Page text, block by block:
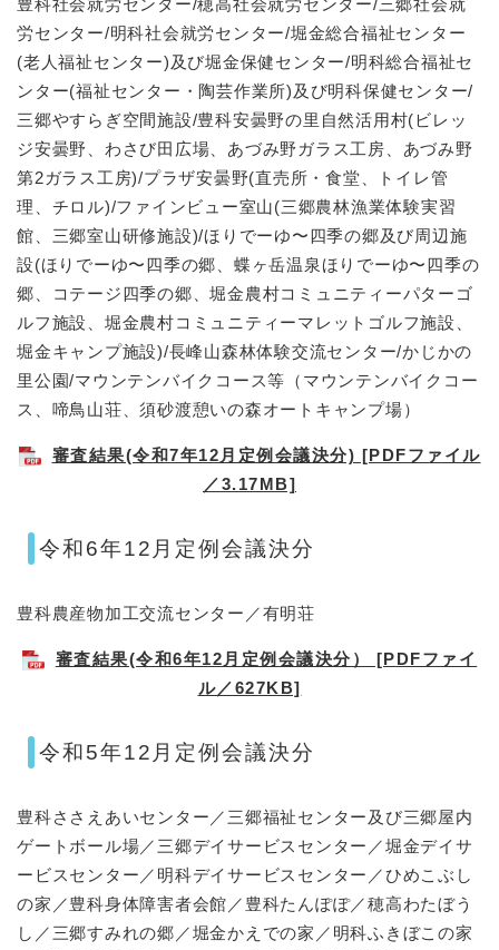
労センター/明科社会就労センター/堀金総合福祉センター
(老人福祉センター)及び堀金保健センター/明科総合福祉セ
ンター(福祉センター・陶芸作業所)及び明科保健センター/
三郷やすらぎ空間施設/豊科安曇野の里自然活用村(ビレッ
ジ安曇野、わさび田広場、あづみ野ガラス工房、あづみ野
第2ガラス工房)/プラザ安曇野(直売所・食堂、トイレ管
理、チロル)/ファインビュー室山(三郷農林漁業体験実習
館、三郷室山研修施設)/ほりでーゆ〜四季の郷及び周辺施
設(ほりでーゆ〜四季の郷、蝶ヶ岳温泉ほりでーゆ〜四季の
郷、コテージ四季の郷、堀金農村コミュニティーパターゴ
ルフ施設、堀金農村コミュニティーマレットゴルフ施設、
堀金キャンプ施設)/長峰山森林体験交流センター/かじかの
里公園/マウンテンバイクコース等（マウンテンバイクコー
ス、啼鳥山荘、須砂渡憩いの森オートキャンプ場）
審査結果(令和7年12月定例会議決分) [PDFファイル
／3.17MB]
令和6年12月定例会議決分
豊科農産物加工交流センター／有明荘
審査結果(令和6年12月定例会議決分） [PDFファイ
ル／627KB]
令和5年12月定例会議決分
豊科ささえあいセンター／三郷福祉センター及び三郷屋内
ゲートボール場／三郷デイサービスセンター／堀金デイサ
ービスセンター／明科デイサービスセンター／ひめこぶし
の家／豊科身体障害者会館／豊科たんぽぽ／穂高わたぼう
し／三郷すみれの郷／堀金かえでの家／明科ふきぼこの家